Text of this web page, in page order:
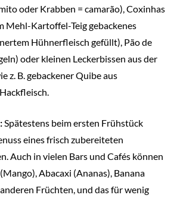
oder Krabben = camarão), Coxinhas
Mehl-Kartoffel-Teig gebackenes
Hühnerfleisch gefüllt), Pão de
oder kleinen Leckerbissen aus der
z. B. gebackener Quibe aus
Spätestens beim ersten Frühstück
eines frisch zubereiteten
Auch in vielen Bars und Cafés können
Abacaxi (Ananas), Banana
Früchten, und das für wenig